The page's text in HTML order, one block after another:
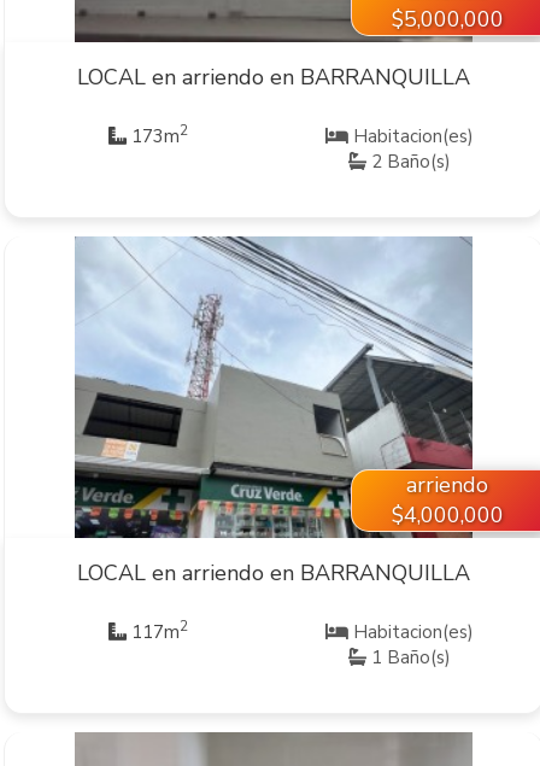
$5,000,000
LOCAL en arriendo en BARRANQUILLA
173m2
Habitacion(es)
2 Baño(s)
VER INMUEBLE
arriendo
$4,000,000
LOCAL en arriendo en BARRANQUILLA
117m2
Habitacion(es)
1 Baño(s)